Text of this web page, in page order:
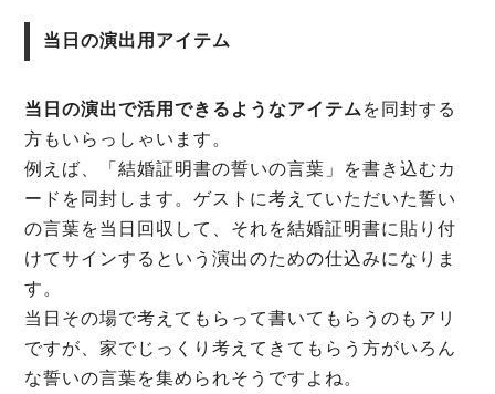
当日の演出用アイテム
当日の演出で活用できるようなアイテム を同封する
方もいらっしゃいます。
例えば、「結婚証明書の誓いの言葉」を書き込むカ
ードを同封します。ゲストに考えていただいた誓い
の言葉を当日回収して、それを結婚証明書に貼り付
けてサインするという演出のための仕込みになりま
す。
当日その場で考えてもらって書いてもらうのもアリ
ですが、家でじっくり考えてきてもらう方がいろん
な誓いの言葉を集められそうですよね。